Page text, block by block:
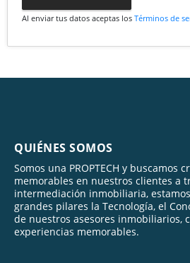
Al enviar tus datos aceptas los Términos de
QUIÉNES SOMOS
Somos una PROPTECH y buscamos
memorables en nuestros clientes a
intermediación inmobiliaria,
grandes pilares la Tecnología, el
de nuestros asesores inmobiliarios,
experiencias memorables.